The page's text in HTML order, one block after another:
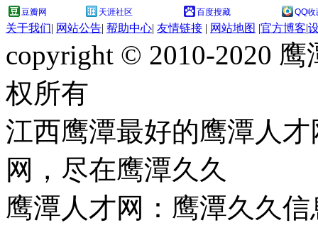
豆瓣网
天涯社区 百度搜藏 QQ收
关于我们| 网站公告| 帮助中心| 友情链接 | 网站地图 |官方博客|
copyright © 2010-2020
权所有
江西鹰潭最好的鹰潭人
网，尽在鹰潭久久
鹰潭人才网：鹰潭久久